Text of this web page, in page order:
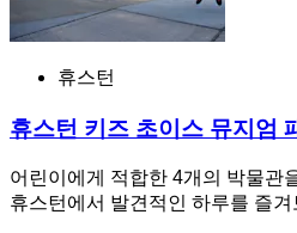
휴스턴
휴스턴 키즈 초이스 뮤지엄
어린이에게 적합한 4개의 박물관
휴스턴에서 발견적인 하루를 즐겨